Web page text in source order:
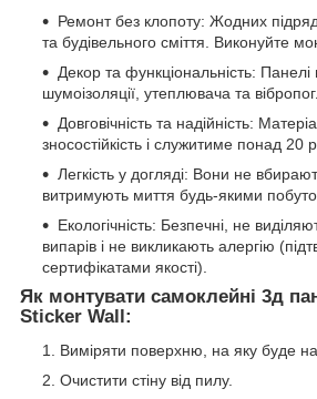
Ремонт без клопоту: Жодних
та будівельного сміття. Виконуйте
Декор та функціональність:
шумоізоляції, утеплювача та
Довговічність та надійність:
зносостійкість і служитиме понад 20
Легкість у догляді: Вони не
витримують миття будь-якими
Екологічність: Безпечні, не
випарів і не викликають алергію
сертифікатами якості).
Як монтувати самоклейні 3д
Sticker Wall:
Виміряти поверхню, на яку буде
Очистити стіну від пилу.